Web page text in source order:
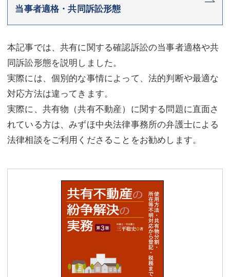
当事者適格・共同訴訟形態
本記事では、共有に関する確認訴訟の当事者適格や共
同訴訟形態を説明しました。
実際には、個別的な事情によって、法的判断や最適な
対応方法は違ってきます。
実際に、共有物（共有不動産）に関する問題に直面さ
れている方は、みずほ中央法律事務所の弁護士による
法律相談をご利用くださることをお勧めします。